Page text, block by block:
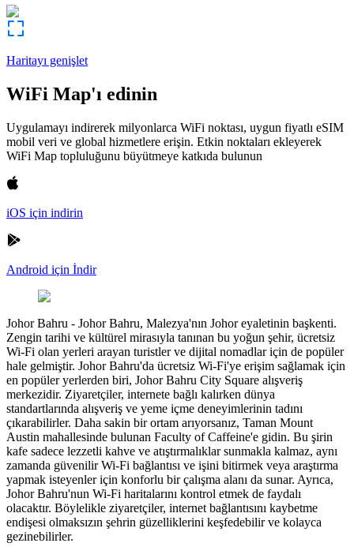
Haritayı genişlet
WiFi Map'ı edinin
Uygulamayı indirerek milyonlarca WiFi noktası, uygun fiyatlı eSIM
mobil veri ve global hizmetlere erişin. Etkin noktaları ekleyerek
WiFi Map topluluğunu büyütmeye katkıda bulunun
iOS için indirin
Android için İndir
Johor Bahru - Johor Bahru, Malezya'nın Johor eyaletinin başkenti.
Zengin tarihi ve kültürel mirasıyla tanınan bu yoğun şehir, ücretsiz
Wi-Fi olan yerleri arayan turistler ve dijital nomadlar için de popüler
hale gelmiştir. Johor Bahru'da ücretsiz Wi-Fi'ye erişim sağlamak için
en popüler yerlerden biri, Johor Bahru City Square alışveriş
merkezidir. Ziyaretçiler, internete bağlı kalırken dünya
standartlarında alışveriş ve yeme içme deneyimlerinin tadını
çıkarabilirler. Daha sakin bir ortam arıyorsanız, Taman Mount
Austin mahallesinde bulunan Faculty of Caffeine'e gidin. Bu şirin
kafe sadece lezzetli kahve ve atıştırmalıklar sunmakla kalmaz, aynı
zamanda güvenilir Wi-Fi bağlantısı ve işini bitirmek veya araştırma
yapmak isteyenler için konforlu bir çalışma alanı da sunar. Ayrıca,
Johor Bahru'nun Wi-Fi haritalarını kontrol etmek de faydalı
olacaktır. Böylelikle ziyaretçiler, internet bağlantısını kaybetme
endişesi olmaksızın şehrin güzelliklerini keşfedebilir ve kolayca
gezinebilirler.